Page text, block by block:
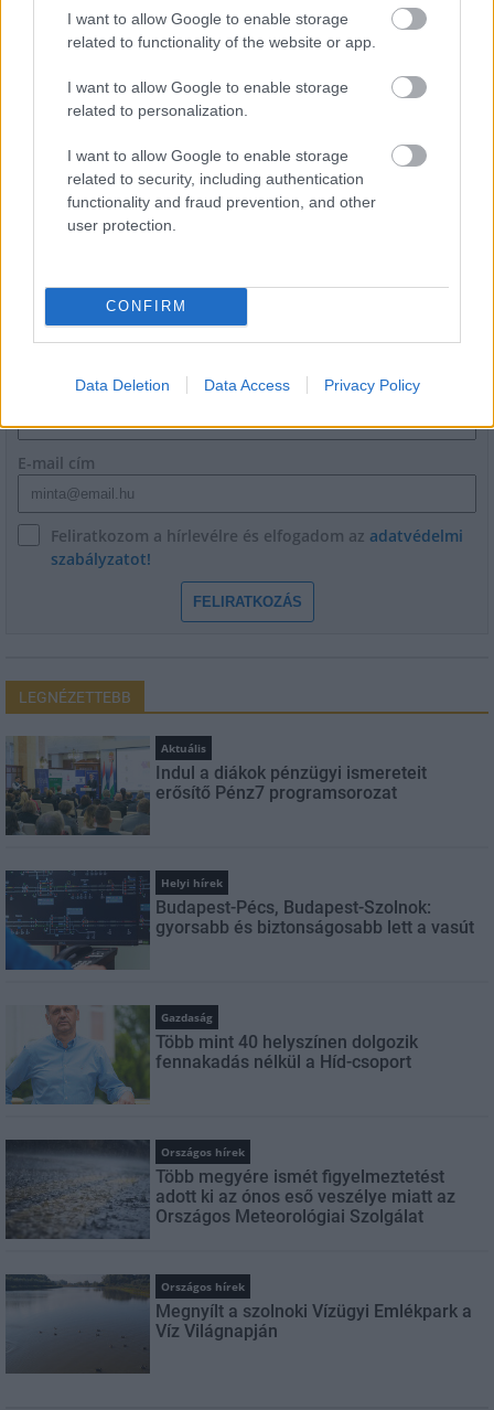
I want to allow Google to enable storage
related to functionality of the website or app.
I want to allow Google to enable storage
related to personalization.
I want to allow Google to enable storage
related to security, including authentication
functionality and fraud prevention, and other
user protection.
CONFIRM
Data Deletion Data Access Privacy Policy
Másfélszeresére bővítik
Hódmezővásárhely jó hírű református
Látványos építési szakasz indult be a
Flórián téri felüljárón
HÍRLEVÉL
E-mail cím
Feliratkozom a hírlevélre és elfogadom az adatvédelmi
szabályzatot!
FELIRATKOZÁS
LEGNÉZETTEBB
Aktuális
Indul a diákok pénzügyi ismereteit
erősítő Pénz7 programsorozat
Helyi hírek
Budapest-Pécs, Budapest-Szolnok:
gyorsabb és biztonságosabb lett a vasút
Gazdaság
Több mint 40 helyszínen dolgozik
fennakadás nélkül a Híd-csoport
Országos hírek
Több megyére ismét figyelmeztetést
adott ki az ónos eső veszélye miatt az
Országos Meteorológiai Szolgálat
Országos hírek
Megnyílt a szolnoki Vízügyi Emlékpark a
Víz Világnapján